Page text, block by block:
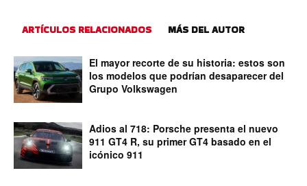
ARTÍCULOS RELACIONADOS MÁS DEL AUTOR
El mayor recorte de su historia: estos son
los modelos que podrían desaparecer del
Grupo Volkswagen
Adios al 718: Porsche presenta el nuevo
911 GT4 R, su primer GT4 basado en el
icónico 911